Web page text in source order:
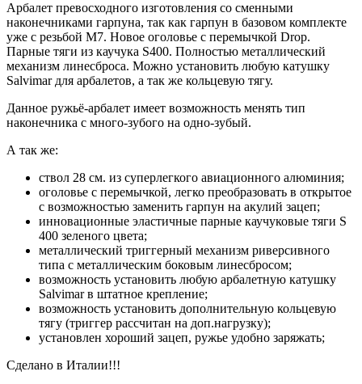
Арбалет превосходного изготовления со сменными
наконечниками гарпуна, так как гарпун в базовом комплекте
уже с резьбой М7. Новое оголовье с перемычкой Drop.
Парные тяги из каучука S400. Полностью металлический
механизм линесброса. Можно установить любую катушку
Salvimar для арбалетов, а так же кольцевую тягу.
Данное ружьё-арбалет имеет возможность менять тип
наконечника с много-зубого на одно-зубый.
А так же:
ствол 28 см. из суперлегкого авиационного алюминия;
оголовье с перемычкой, легко преобразовать в открытое
с возможностью заменить гарпун на акулий зацеп;
инновационные эластичные парные каучуковые тяги S
400 зеленого цвета;
металлический триггерный механизм риверсивного
типа с металлическим боковым линесбросом;
возможность установить любую арбалетную катушку
Salvimar в штатное крепление;
возможность установить дополнительную кольцевую
тягу (триггер рассчитан на доп.нагрузку);
установлен хороший зацеп, ружье удобно заряжать;
Сделано в Италии!!!